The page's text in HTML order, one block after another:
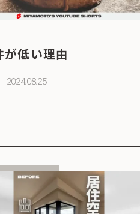
低い理由
2024.08.25